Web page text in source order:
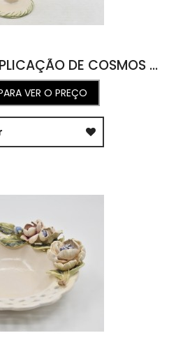
BOMBONIERE COM APLICAÇÃO DE COSMOS 10L X 10C X 19A
VER O PREÇO